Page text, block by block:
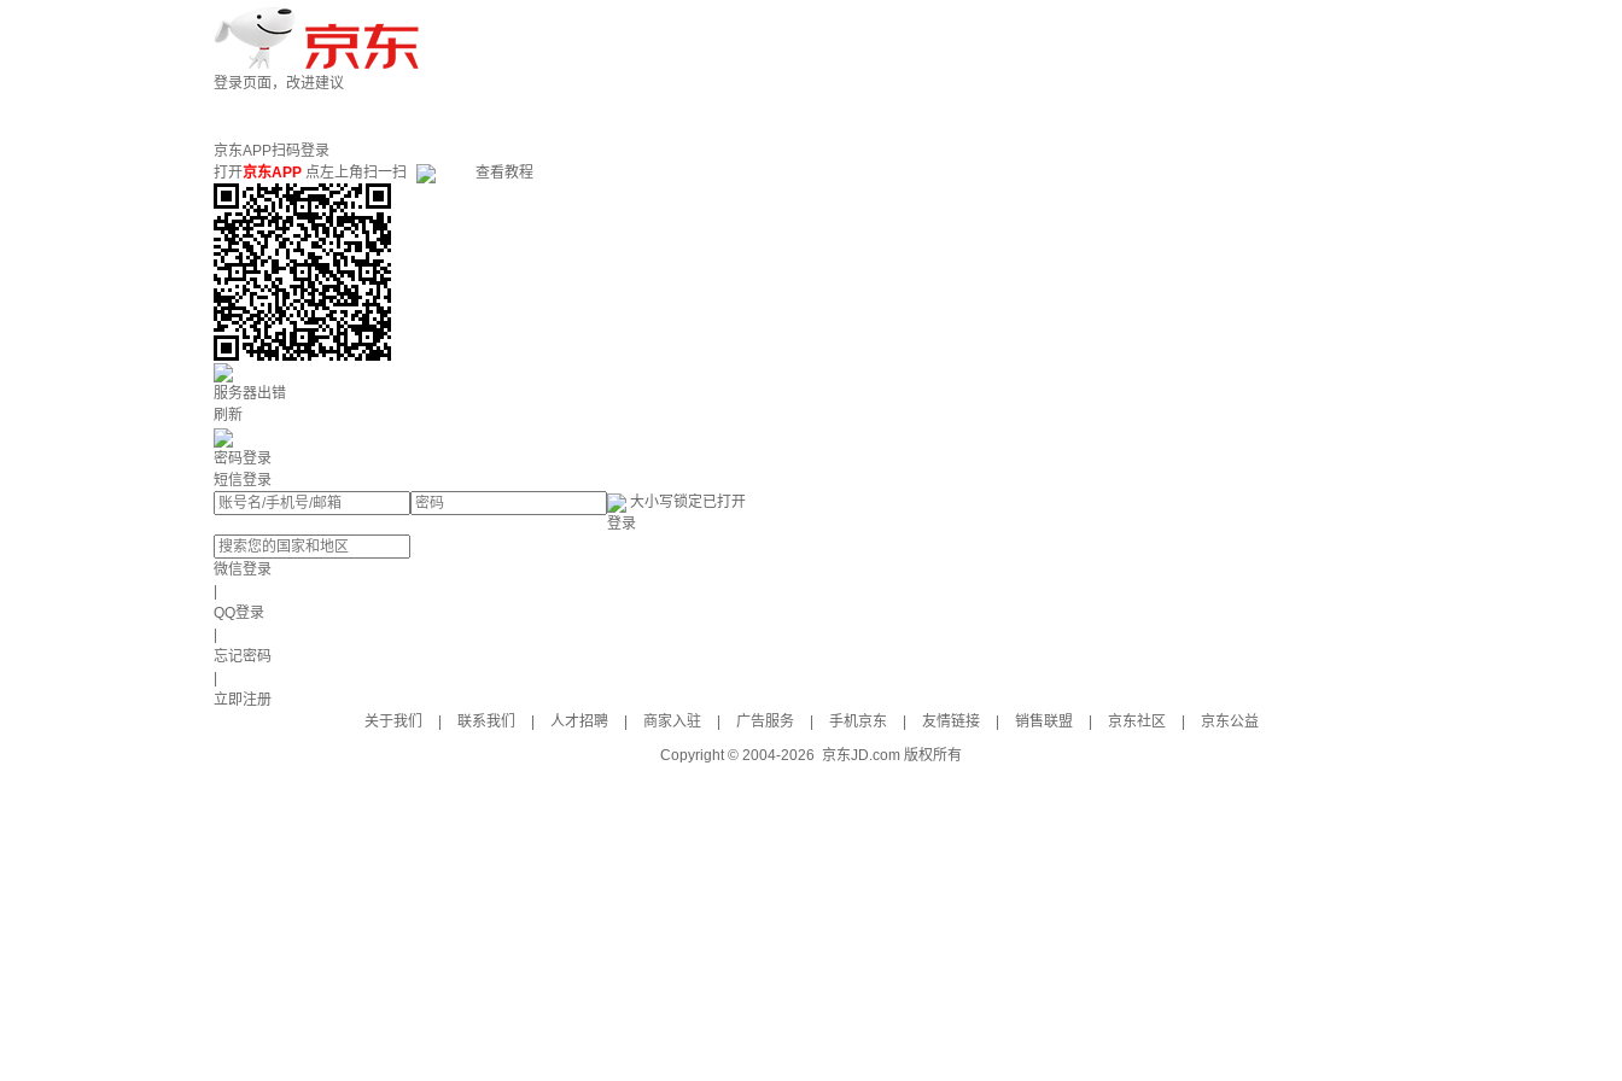
登录页面，改进建议
京东APP扫码登录
打开京东APP 点左上角扫一扫 查看教程
服务器出错
刷新
密码登录
短信登录
大小写锁定已打开
登录
微信登录
QQ登录
忘记密码
立即注册
关于我们
联系我们 人才招聘 商家入驻 广告服务 手机京东 友情链接 销售联盟 京东社区
京东公益
Copyright © 2004-2026 京东JD.com 版权所有